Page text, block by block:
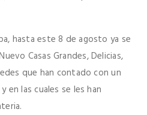
hasta este 8 de agosto ya se
Casas Grandes, Delicias,
que han contado con un
en las cuales se les han